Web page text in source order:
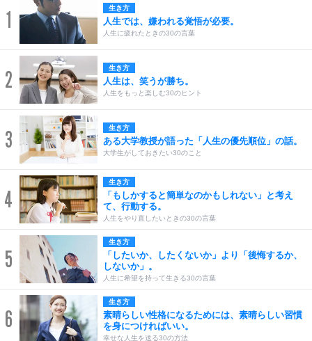
1 生き方
人生では、嫌われる覚悟が必要。
人生に疲れたときの30の言葉
2 生き方
人生は、笑うが勝ち。
人生をもっと楽しむ30のヒント
3 生き方
ある大学教授が語った「人生の優先順位」の話。
大学生がしておきたい30のこと
4
生き方
「もしかすると簡単なのかもしれない」と考え
て、行動する。
人生をやり直したいときの30の言葉
5
生き方
「したいか、したくないか」より「後悔するか、
しないか」。
人生に希望を持って生きる30の言葉
6
生き方
素晴らしい性格になるためには、素晴らしい習慣
を身につければいい。
幸せな人生を送る30の方法